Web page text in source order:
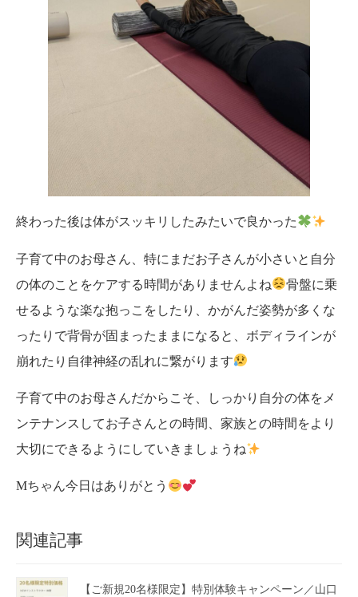
終わった後は体がスッキリしたみたいで良かった
子育て中のお母さん、特にまだお子さんが小さいと自分
の体のことをケアする時間がありませんよね
骨盤に乗
せるような楽な抱っこをしたり、かがんだ姿勢が多くな
ったりで背骨が固まったままになると、ボディラインが
崩れたり自律神経の乱れに繋がります
子育て中のお母さんだからこそ、しっかり自分の体をメ
ンテナンスしてお子さんとの時間、家族との時間をより
大切にできるようにしていきましょうね
Mちゃん今日はありがとう
関連記事
【ご新規20名様限定】特別体験キャンペーン／山口